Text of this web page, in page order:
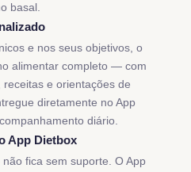
basal.
e nos seus objetivos, o
alimentar completo — com
e orientações de
diretamente no App
diário.
App Dietbox
fica sem suporte. O App